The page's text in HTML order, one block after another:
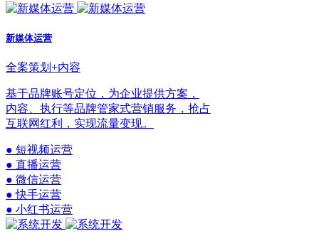
新媒体运营
全案策划+内容
基于品牌账号定位，为企业提供方案，
内容、执行等品牌管家式营销服务，抢占
互联网红利，实现流量变现。
● 短视频运营
● 直播运营
● 微信运营
● 快手运营
● 小红书运营